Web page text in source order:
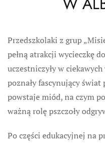
Przedszkolaki z grup
pełną atrakcji wycieczkę
uczestniczyły w
poznały fascynujący świat
powstaje miód, na czym
ważną rolę pszczoły
Po części edukacyjnej na